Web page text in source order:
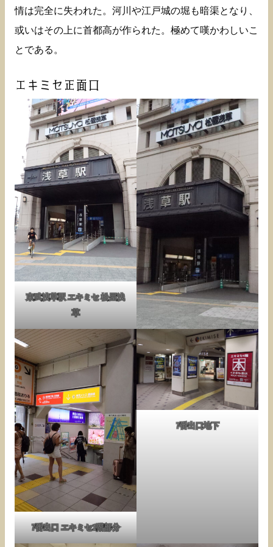
情は完全に失われた。河川や江戸城の堀も暗渠となり、
或いはその上に首都高が作られた。極めて嘆かわしいこ
とである。
エキミセ正面口
東武浅草駅 エキミセ 松屋浅
草
7番出口 エキミセ1階部分
7番出口地下